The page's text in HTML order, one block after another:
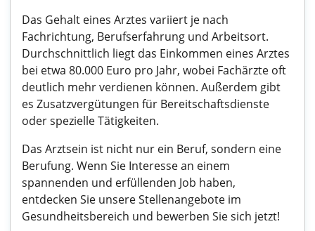
Das Gehalt eines Arztes variiert je nach
Fachrichtung, Berufserfahrung und Arbeitsort.
Durchschnittlich liegt das Einkommen eines Arztes
bei etwa 80.000 Euro pro Jahr, wobei Fachärzte oft
deutlich mehr verdienen können. Außerdem gibt
es Zusatzvergütungen für Bereitschaftsdienste
oder spezielle Tätigkeiten.
Das Arztsein ist nicht nur ein Beruf, sondern eine
Berufung. Wenn Sie Interesse an einem
spannenden und erfüllenden Job haben,
entdecken Sie unsere Stellenangebote im
Gesundheitsbereich und bewerben Sie sich jetzt!